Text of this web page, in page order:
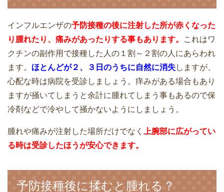
インフルエンザの予防接種の後に注射した所が赤くなった
り腫れたり、痛みがあったりする事もあります。
これはワ
クチンの副作用で接種した人の１割～２割の人にあらわれ
ます。 ほとんどが２、３日のうちに自然に消失しますが、
心配な時は病院を受診しましょう。痒みがある場合もあり
ますが掻いてしまうと余計に腫れてしまう事もあるので保
冷剤などで冷やして掻かないようにしましょう。
腫れや痛みが注射した場所だけでなく
上腕部に広がってい
る時は受診したほうが安心できます。
予防接種後に揉むと腫れる？